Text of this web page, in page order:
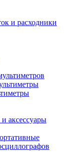
и расходники
аксессуары